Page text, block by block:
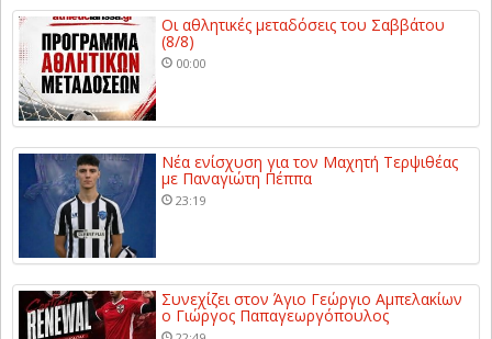
Οι αθλητικές μεταδόσεις του Σαββάτου
(8/8)
00:00
Νέα ενίσχυση για τον Μαχητή Τερψιθέας
με Παναγιώτη Πέππα
23:19
Συνεχίζει στον Άγιο Γεώργιο Αμπελακίων
ο Γιώργος Παπαγεωργόπουλος